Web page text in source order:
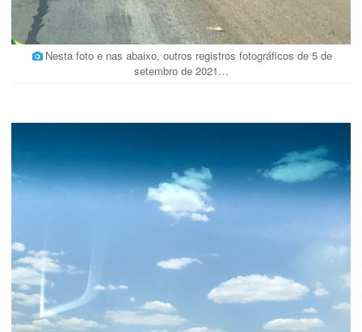
Nesta foto e nas abaixo, outros registros fotográficos de 5 de
setembro de 2021…